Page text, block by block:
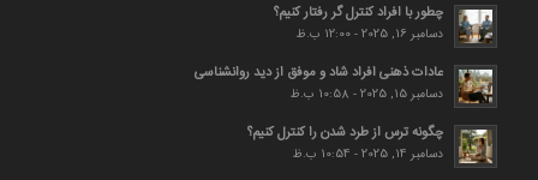
چطور با افراد کنترل گر رفتار کنیم؟
دسامبر 16, 2025 - 12:00 ب.ظ
عادات ذهنی افراد شاد و موفق از دید روانشناسی
دسامبر 15, 2025 - 10:58 ب.ظ
چگونه ترس از طرد شدن را کنترل کنیم؟
دسامبر 14, 2025 - 10:54 ب.ظ